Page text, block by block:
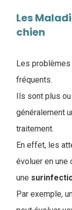
Les
chien
Les
fréquents.
Ils sont plus
généralement
traitement.
En effet, les
évoluer en une
une
Par exemple,